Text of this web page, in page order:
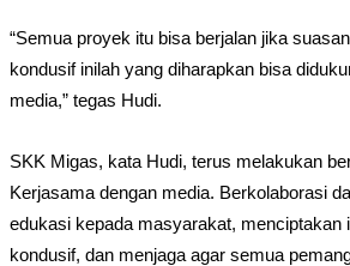
“Semua proyek itu bisa berjalan jika
kondusif inilah yang diharapkan bisa
media,” tegas Hudi.
SKK Migas, kata Hudi, terus melakukan
Kerjasama dengan media. Berkolaborasi
edukasi kepada masyarakat, menciptakan
kondusif, dan menjaga agar semua